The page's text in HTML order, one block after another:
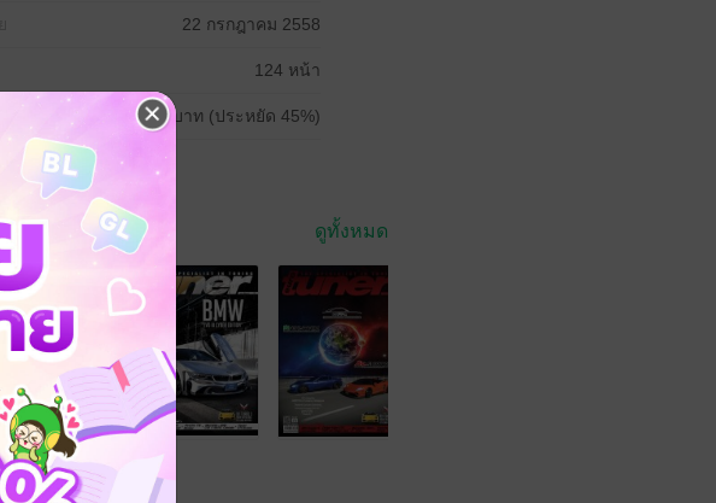
22 กรกฎาคม 2558
124 หน้า
100 บาท (ประหยัด 45%)
ดูทั้งหมด